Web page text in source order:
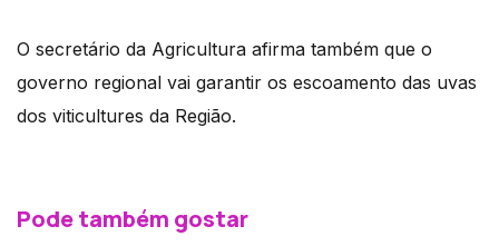
O secretário da Agricultura afirma também que o
governo regional vai garantir os escoamento das uvas
dos viticultures da Região.
Pode também gostar